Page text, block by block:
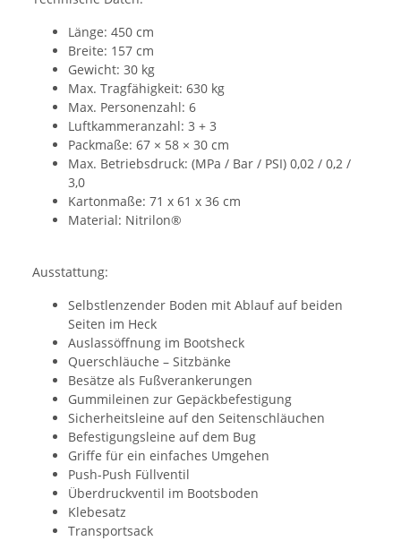
Länge: 450 cm
Breite: 157 cm
Gewicht: 30 kg
Max. Tragfähigkeit: 630 kg
Max. Personenzahl: 6
Luftkammeranzahl: 3 + 3
Packmaße: 67 × 58 × 30 cm
Max. Betriebsdruck: (MPa / Bar / PSI) 0,02 / 0,2 /
3,0
Kartonmaße: 71 x 61 x 36 cm
Material: Nitrilon®
Ausstattung:
Selbstlenzender Boden mit Ablauf auf beiden
Seiten im Heck
Auslassöffnung im Bootsheck
Querschläuche – Sitzbänke
Besätze als Fußverankerungen
Gummileinen zur Gepäckbefestigung
Sicherheitsleine auf den Seitenschläuchen
Befestigungsleine auf dem Bug
Griffe für ein einfaches Umgehen
Push-Push Füllventil
Überdruckventil im Bootsboden
Klebesatz
Transportsack